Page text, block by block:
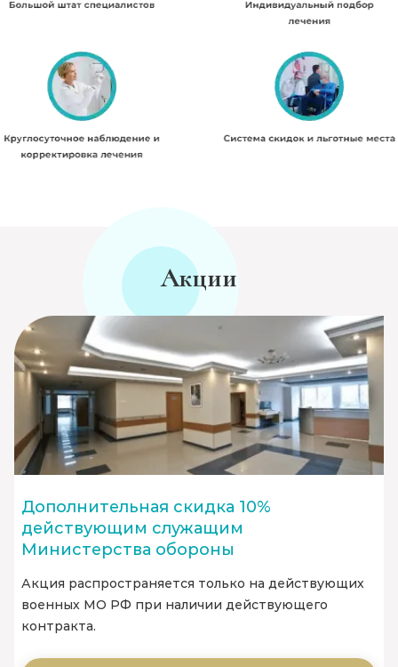
Акции
Дополнительная скидка 10%
действующим служащим
Министерства обороны
Акция распространяется только на действующих
военных МО РФ при наличии действующего
контракта.